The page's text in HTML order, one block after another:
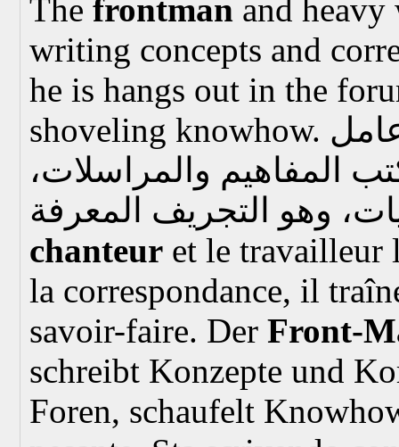
The frontman and
writing concepts and
he is hangs out in the
shoveling knowhow.
المفاهيم والمراسلات،
chanteuret le travailleur
la correspondance, il
savoir-faire. Der Front-
schreibt Konzepte und
Foren, schaufelt